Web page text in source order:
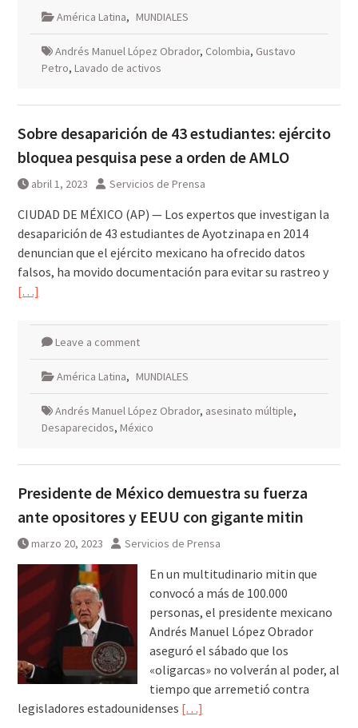
América Latina, MUNDIALES
Andrés Manuel López Obrador, Colombia, Gustavo
Petro, Lavado de activos
Sobre desaparición de 43 estudiantes: ejército
bloquea pesquisa pese a orden de AMLO
abril 1, 2023 Servicios de Prensa
CIUDAD DE MÉXICO (AP) — Los expertos que investigan la
desaparición de 43 estudiantes de Ayotzinapa en 2014
denuncian que el ejército mexicano ha ofrecido datos
falsos, ha movido documentación para evitar su rastreo y
[…]
Leave a comment
América Latina, MUNDIALES
Andrés Manuel López Obrador, asesinato múltiple,
Desaparecidos, México
Presidente de México demuestra su fuerza
ante opositores y EEUU con gigante mitin
marzo 20, 2023 Servicios de Prensa
En un multitudinario mitin que
convocó a más de 100.000
personas, el presidente mexicano
Andrés Manuel López Obrador
aseguró el sábado que los
«oligarcas» no volverán al poder, al
tiempo que arremetió contra
legisladores estadounidenses […]